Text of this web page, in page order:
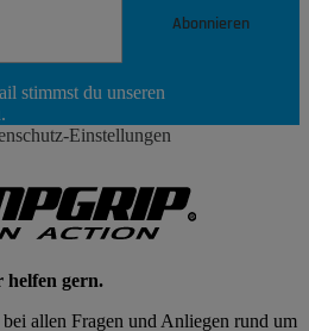
Abonnieren
stimmst du unseren
Einstellungen
gern.
allen Fragen und Anliegen rund um